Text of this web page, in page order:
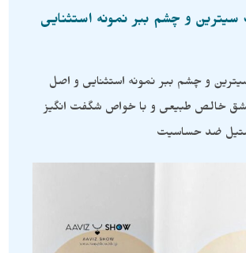
سیترین و چشم ببر نمونه استثنایی
و چشم ببر نمونه استثنایی و اصل
خالص طبیعی و با خواص شگفت انگیز
ضد حساسیت